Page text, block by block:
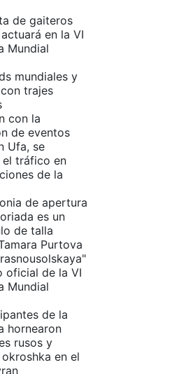
de gaiteros
en la VI
Mundial
mundiales y
trajes
con la
de eventos
Ufa, se
el tráfico en
de la
de apertura
es un
de talla
Purtova
oficial de la VI
Mundial
de la
hornearon
rusos y
en el